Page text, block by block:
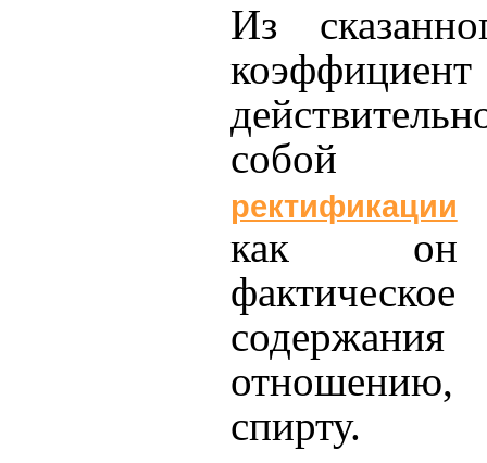
Из
коэффициент
собой
ректификации
как он
спирту.